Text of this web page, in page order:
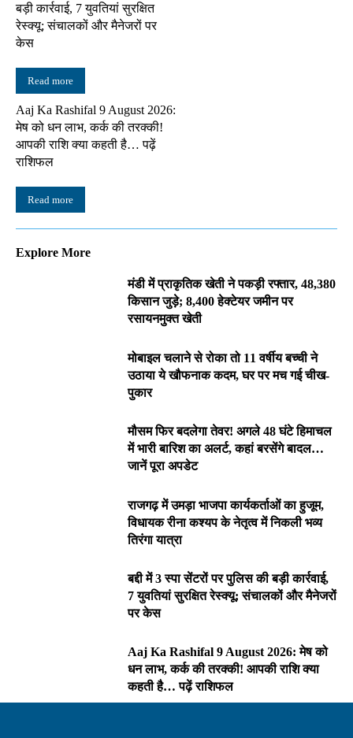
बड़ी कार्रवाई, 7 युवतियां सुरक्षित
रेस्क्यू; संचालकों और मैनेजरों पर
केस
Read more
Aaj Ka Rashifal 9 August 2026:
मेष को धन लाभ, कर्क की तरक्की!
आपकी राशि क्या कहती है… पढ़ें
राशिफल
Read more
Explore More
मंडी में प्राकृतिक खेती ने पकड़ी रफ्तार, 48,380
किसान जुड़े; 8,400 हेक्टेयर जमीन पर
रसायनमुक्त खेती
मोबाइल चलाने से रोका तो 11 वर्षीय बच्ची ने
उठाया ये खौफनाक कदम, घर पर मच गई चीख-
पुकार
मौसम फिर बदलेगा तेवर! अगले 48 घंटे हिमाचल
में भारी बारिश का अलर्ट, कहां बरसेंगे बादल…
जानें पूरा अपडेट
राजगढ़ में उमड़ा भाजपा कार्यकर्ताओं का हुजूम,
विधायक रीना कश्यप के नेतृत्व में निकली भव्य
तिरंगा यात्रा
बद्दी में 3 स्पा सेंटरों पर पुलिस की बड़ी कार्रवाई,
7 युवतियां सुरक्षित रेस्क्यू; संचालकों और मैनेजरों
पर केस
Aaj Ka Rashifal 9 August 2026: मेष को
धन लाभ, कर्क की तरक्की! आपकी राशि क्या
कहती है… पढ़ें राशिफल